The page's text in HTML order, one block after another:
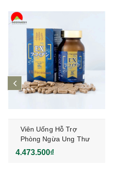
Viên Uống Hỗ Trợ
Phòng Ngừa Ung Thư
Ex Fucoidan Nhật Bản
4.473.500₫
prev